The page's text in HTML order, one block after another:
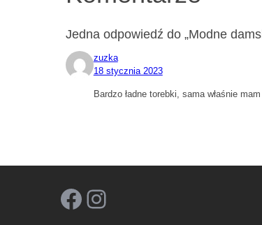
Jedna odpowiedź do „Modne
zuzka
18 stycznia 2023
Bardzo ładne torebki, sama właśnie
Facebook Instagram